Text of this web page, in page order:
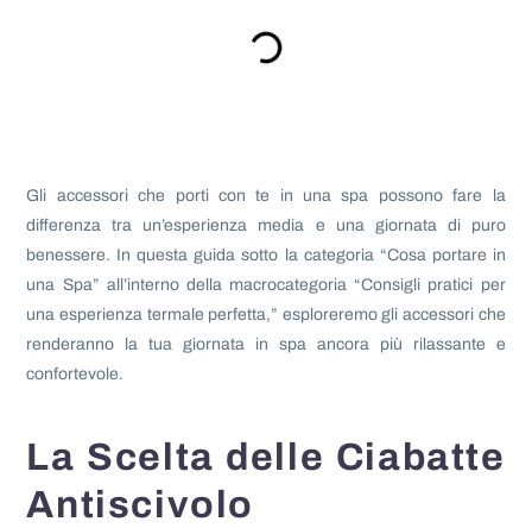
Gli accessori che porti con te in una spa possono fare la
differenza tra un’esperienza media e una giornata di puro
benessere. In questa guida sotto la categoria “Cosa portare in
una Spa” all’interno della macrocategoria “Consigli pratici per
una esperienza termale perfetta,” esploreremo gli accessori che
renderanno la tua giornata in spa ancora più rilassante e
confortevole.
La Scelta delle Ciabatte
Antiscivolo